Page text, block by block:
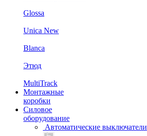
Glossa
Unica New
Blanca
Этюд
MultiTrack
Монтажные
коробки
Силовое
оборудование
Автоматические выключатели